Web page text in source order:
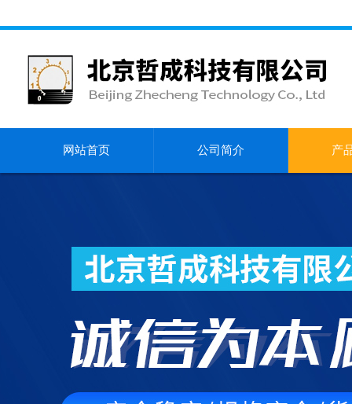
网站首页 公司简介 产